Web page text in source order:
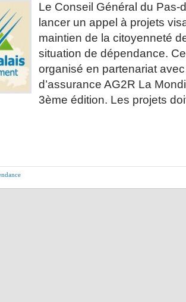
Le Conseil Général du Pas-
lancer un appel à projets
maintien de la citoyenneté
situation de dépendance.
organisé en partenariat
d’assurance AG2R La
3ème édition. Les projets